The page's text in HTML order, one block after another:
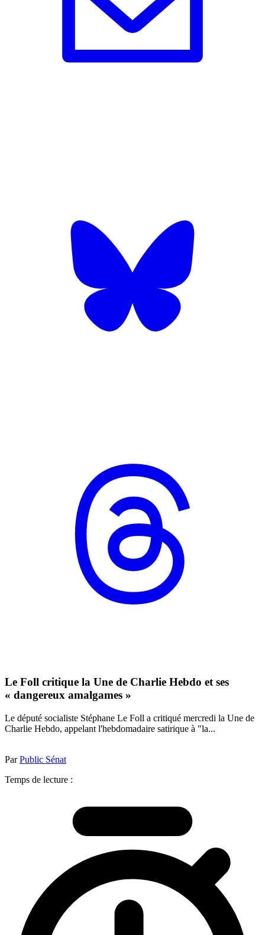
Le Foll critique la Une de Charlie Hebdo et ses
« dangereux amalgames »
Le député socialiste Stéphane Le Foll a critiqué mercredi la Une de
Charlie Hebdo, appelant l'hebdomadaire satirique à "la...
ParPublic Sénat
Temps de lecture :